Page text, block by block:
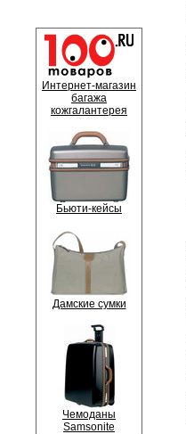
Интернет-магазин
багажа
кожгалантерея
Бьюти-кейсы
Дамские сумки
Чемоданы
Samsonite